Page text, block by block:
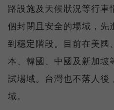
路設施及天候狀況等行車
個封閉且安全的場域，先
到穩定階段。目前在美國
本、韓國、中國及新加坡
試場域。台灣也不落人後
域。